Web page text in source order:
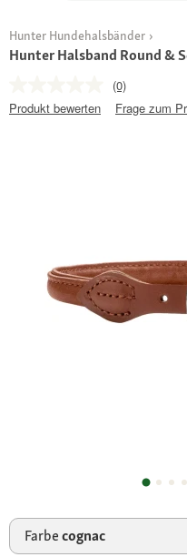
Hunter Hundehalsbänder
Hunter Halsband Round &
(0)
Produkt bewerten
Frage zum
Farbecognac